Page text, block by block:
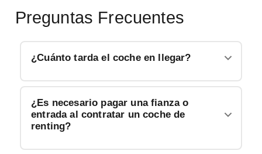
Preguntas Frecuentes
¿Cuánto tarda el coche en llegar?
¿Es necesario pagar una fianza o
entrada al contratar un coche de
renting?